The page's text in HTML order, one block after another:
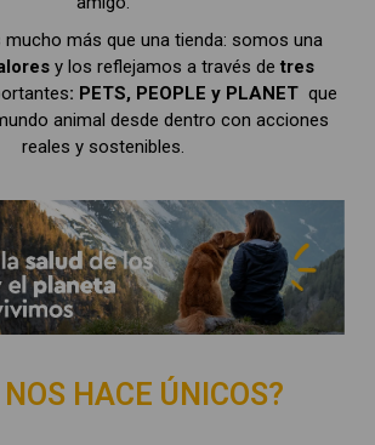
mucho más que una tienda: somos una
y los reflejamos a través de tres
: PETS, PEOPLE y PLANETque
animal desde dentro con acciones
reales y sostenibles.
HACE ÚNICOS?